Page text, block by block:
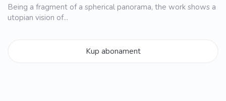
Being a fragment of a spherical panorama, the work shows a
utopian vision of...
Kup abonament